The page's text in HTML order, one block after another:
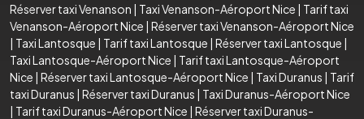
Réserver taxi Venanson | Taxi Venanson-Aéroport Nice | Tarif taxi
Venanson-Aéroport Nice | Réserver taxi Venanson-Aéroport Nice
| Taxi Lantosque | Tarif taxi Lantosque | Réserver taxi Lantosque |
Taxi Lantosque-Aéroport Nice | Tarif taxi Lantosque-Aéroport
Nice | Réserver taxi Lantosque-Aéroport Nice | Taxi Duranus | Tarif
taxi Duranus | Réserver taxi Duranus | Taxi Duranus-Aéroport Nice
| Tarif taxi Duranus-Aéroport Nice | Réserver taxi Duranus-